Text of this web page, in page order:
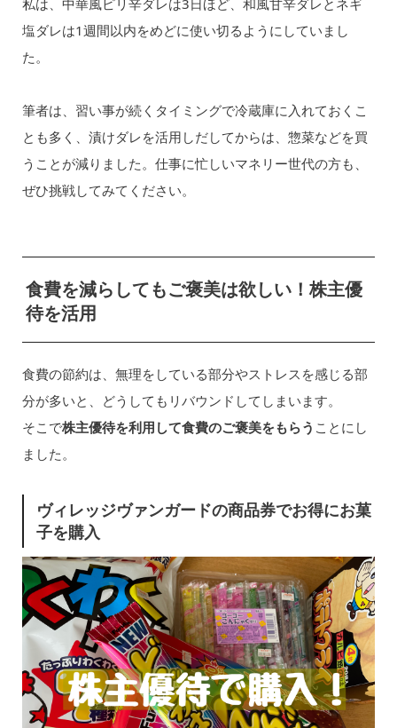
塩ダレは1週間以内をめどに使い切るようにしていまし
た。
筆者は、習い事が続くタイミングで冷蔵庫に入れておくこ
とも多く、漬けダレを活用しだしてからは、惣菜などを買
うことが減りました。仕事に忙しいマネリー世代の方も、
ぜひ挑戦してみてください。
食費を減らしてもご褒美は欲しい！株主優
待を活用
食費の節約は、無理をしている部分やストレスを感じる部
分が多いと、どうしてもリバウンドしてしまいます。
そこで株主優待を利用して食費のご褒美をもらう ことにし
ました。
ヴィレッジヴァンガードの商品券でお得にお菓
子を購入